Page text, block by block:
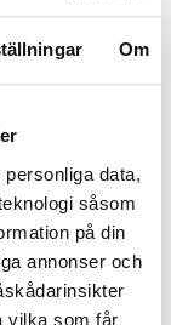
Om
personliga data,
såsom
på din
annonser och
vilka som får
över två
VVS-bolag
skånsk